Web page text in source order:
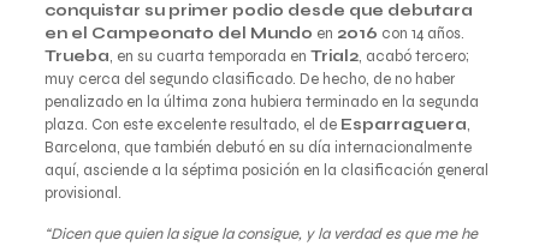
conquistar su primer podio desde que debutara
en el Campeonato del Mundo en 2016 con 14 años.
Trueba, en su cuarta temporada en Trial2, acabó tercero;
muy cerca del segundo clasificado. De hecho, de no haber
penalizado en la última zona hubiera terminado en la segunda
plaza. Con este excelente resultado, el de Esparraguera,
Barcelona, que también debutó en su día internacionalmente
aquí, asciende a la séptima posición en la clasificación general
provisional.
“Dicen que quien la sigue la consigue, y la verdad es que me he